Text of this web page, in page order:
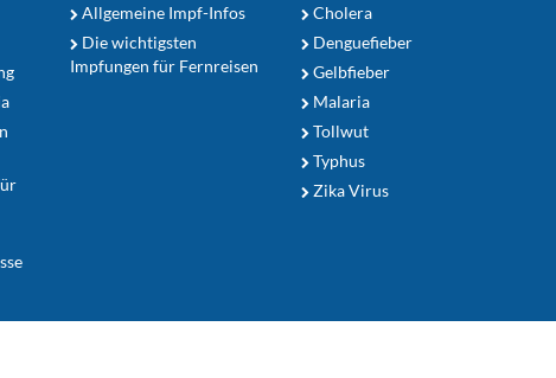
Allgemeine Impf-Infos
Die wichtigsten
Impfungen für Fernreisen
Cholera
Denguefieber
Gelbfieber
Malaria
Tollwut
Typhus
Zika Virus